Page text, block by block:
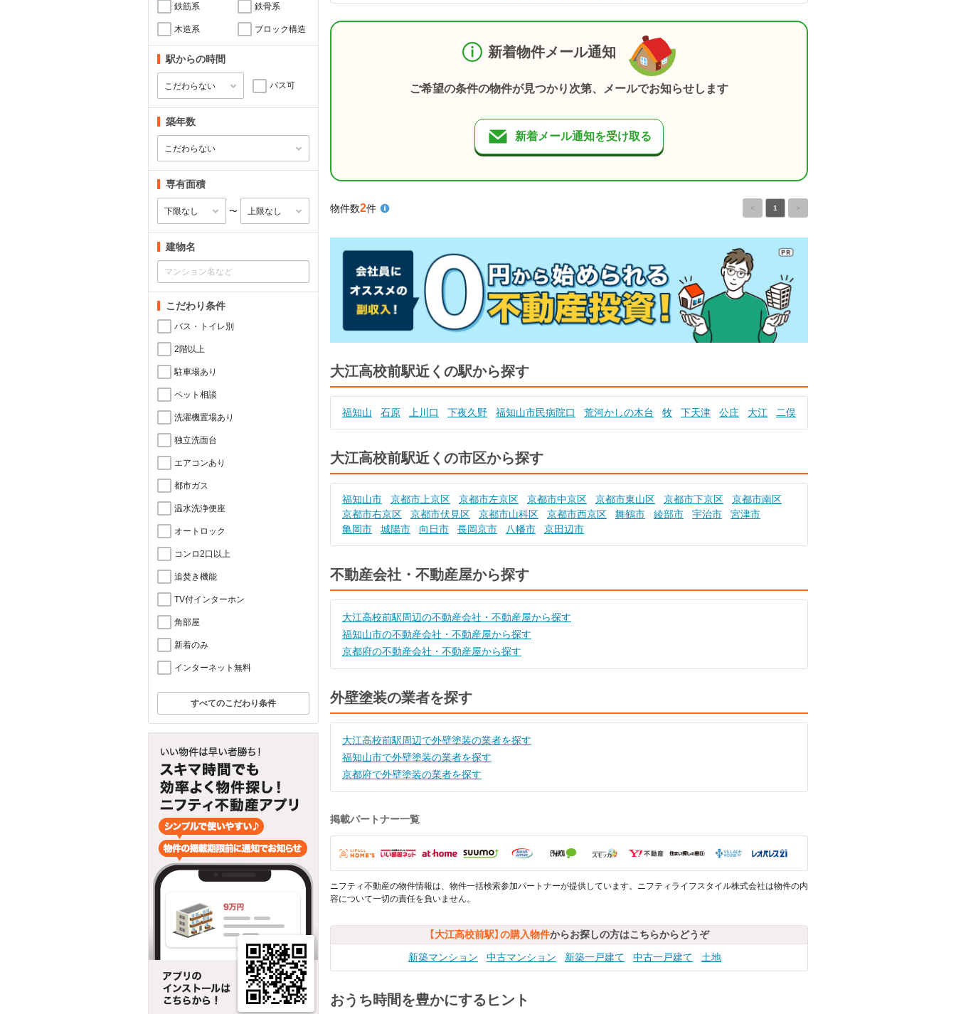
鉄筋系 鉄骨系
木造系 ブロック構造
駅からの時間
バス可
築年数
専有面積
〜
建物名
こだわり条件
バス・トイレ別
2階以上
駐車場あり
ペット相談
洗濯機置場あり
独立洗面台
エアコンあり
都市ガス
温水洗浄便座
オートロック
コンロ2口以上
追焚き機能
TV付インターホン
角部屋
新着のみ
インターネット無料
すべてのこだわり条件
新着物件メール通知
ご希望の条件の物件が見つかり次第、メールでお知らせします
新着メール通知を受け取る
物件数2件 < 1 >
大江高校前駅近くの駅から探す
福知山 石原 上川口 下夜久野 福知山市民病院口 荒河かしの木台 牧 下天津 公庄 大江 二俣
大江高校前駅近くの市区から探す
福知山市 京都市上京区 京都市左京区 京都市中京区 京都市東山区 京都市下京区
京都市南区
京都市右京区
京都市伏見区 京都市山科区 京都市西京区 舞鶴市 綾部市 宇治市
宮津市
亀岡市
城陽市 向日市 長岡京市 八幡市 京田辺市
不動産会社・不動産屋から探す
大江高校前駅周辺の不動産会社・不動産屋から探す
福知山市の不動産会社・不動産屋から探す
京都府の不動産会社・不動産屋から探す
外壁塗装の業者を探す
大江高校前駅周辺で外壁塗装の業者を探す
福知山市で外壁塗装の業者を探す
京都府で外壁塗装の業者を探す
掲載パートナー一覧
ニフティ不動産の物件情報は、物件一括検索参加パートナーが提供しています。ニフティライフスタイル株式会社は物件の内
容について一切の責任を負いません。
【大江高校前駅】の購入物件からお探しの方はこちらからどうぞ
新築マンション
中古マンション 新築一戸建て 中古一戸建て 土地
おうち時間を豊かにするヒント